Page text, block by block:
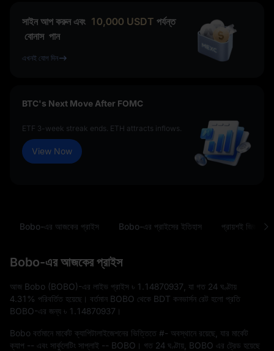
সাইন আপ করুন এবং 10,000 USDT পর্যন্ত
বোনাস পান
এখনই যোগ দিন
BTC's Next Move After FOMC
ETF 3-week streak ends. ETH attracts inflows.
View Now
Bobo-এর আজকের প্রাইস Bobo-এর প্রাইসের ইতিহাস প্রায়শই জিজ্ঞাসিত
Bobo-এর আজকের প্রাইস
আজ Bobo (BOBO)-এর লাইভ প্রাইস ৳ 1.14870937 , যা গত 24 ঘণ্টায়
4.31% পরিবর্তিত হয়েছে। বর্তমান BOBO থেকে BDT কনভার্সন রেট হলো প্রতি
BOBO-এর জন্য ৳ 1.14870937 ।
Bobo বর্তমানে মার্কেট ক্যাপিটালাইজেশনের ভিত্তিতে #- অবস্থানে রয়েছে, যার মার্কেট
ক্যাপ -- এবং সার্কুলেটিং সাপ্লাই -- BOBO । গত 24 ঘণ্টায়, BOBO এর ট্রেড হয়েছে